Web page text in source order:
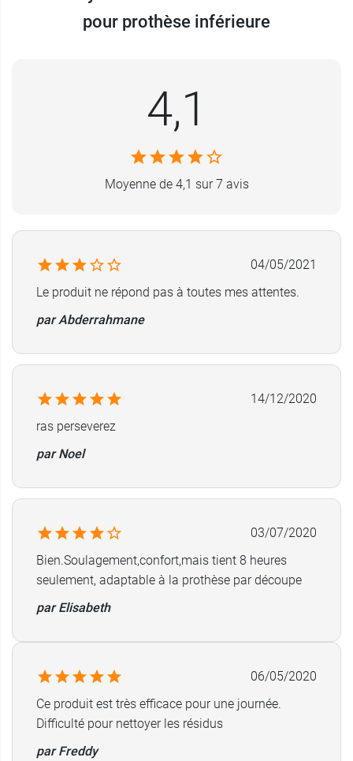
: sans zinc et sans arôme.
Conditionnement: boîte de 15 coussinets.
pour prothèse inférieure
4,1
Moyenne de 4,1 sur 7 avis
04/05/2021
Le produit ne répond pas à toutes mes attentes.
par Abderrahmane
14/12/2020
ras perseverez
par Noel
03/07/2020
Bien.Soulagement,confort,mais tient 8 heures
seulement, adaptable à la prothèse par découpe
par Elisabeth
06/05/2020
Ce produit est très efficace pour une journée.
Difficulté pour nettoyer les résidus
par Freddy